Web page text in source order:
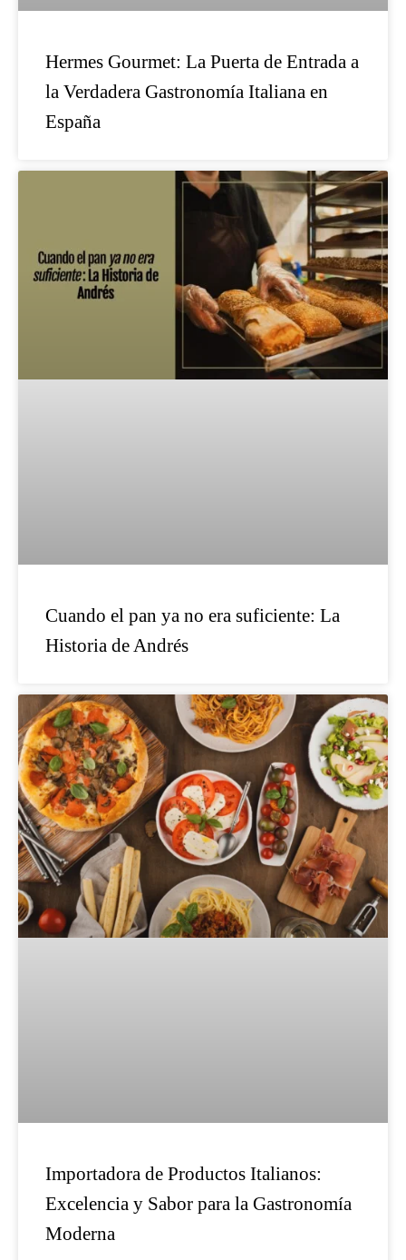
Hermes Gourmet: La Puerta de Entrada a
la Verdadera Gastronomía Italiana en
España
Cuando el pan ya no era suficiente: La
Historia de Andrés
Importadora de Productos Italianos:
Excelencia y Sabor para la Gastronomía
Moderna